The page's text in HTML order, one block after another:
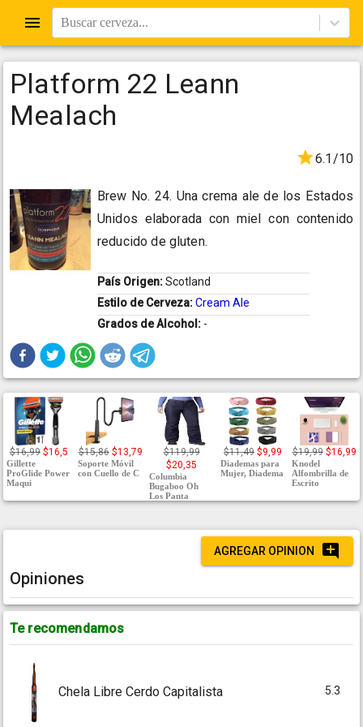
Buscar cerveza...
Platform 22 Leann
Mealach
6.1/10
Brew No. 24. Una crema ale de los Estados
Unidos elaborada con miel con contenido
reducido de gluten.
País Origen:Scotland
Estilo de Cerveza:Cream Ale
Grados de Alcohol: -
$16,99 $16,5
Gillette
ProGlide Power
Maqui
$15,86 $13,79
Soporte Móvil
con Cuello de C
$119,99
$20,35
Columbia
Bugaboo Oh
Los Panta
$11,49 $9,99
Diademas para
Mujer, Diadema
$19,99 $16,99
Knodel
Alfombrilla de
Escrito
AGREGAR OPINION
Opiniones
Te recomendamos
Chela Libre Cerdo Capitalista 5.3